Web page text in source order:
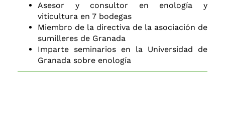
Asesor y consultor en enología y
viticultura en 7 bodegas
Miembro de la directiva de la asociación de
sumilleres de Granada
Imparte seminarios en la Universidad de
Granada sobre enología